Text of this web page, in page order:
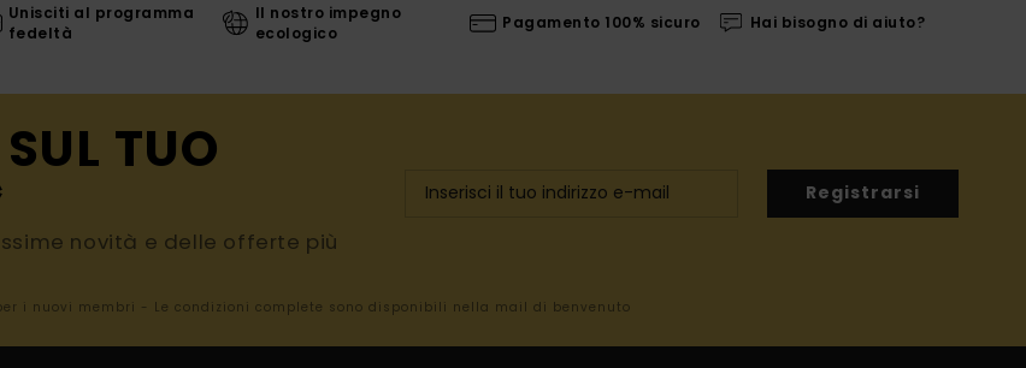
Unisciti al programma
fedeltà
Il nostro impegno
ecologico
Pagamento 100% sicuro Hai bisogno di aiuto?
TUO
novità e delle offerte più
Registrarsi
i nuovi membri - Le condizioni complete sono disponibili nella mail di benvenuto